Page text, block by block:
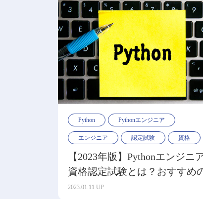
Python Pythonエンジニア
エンジニア 認定試験 資格
【2023年版】Pythonエンジニ
資格認定試験とは？おすすめ
強法も解説
2023.01.11 UP